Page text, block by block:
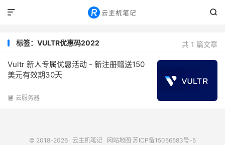


共 1 篇文章
标签：VULTR优惠码2022
Vultr 新人专属优惠活动 - 新注册赠送150
美元有效期30天
 云服务器
© 2018-2026 云主机笔记 网站地图 苏ICP备15056583号-5